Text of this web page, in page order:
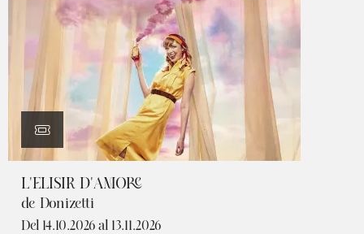
L'ELISIR D'AMORE
de Donizetti
Del 14.10.2026 al 13.11.2026